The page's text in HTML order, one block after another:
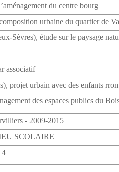
du centre bourg
urbaine du quartier de
Sèvres), étude sur le paysage
associatif
projet urbain avec des enfants
des espaces publics du
- 2009-2015
SCOLAIRE